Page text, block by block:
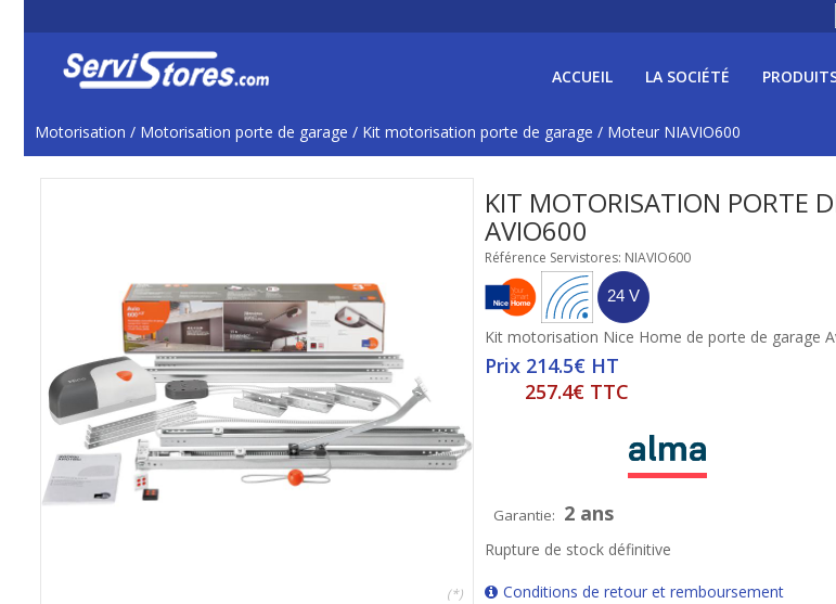
ACCUEIL LA SOCIÉTÉ
Motorisation / Motorisation porte de garage / Kit motorisation porte de garage / Moteur NIAVIO600
(*)
KIT MOTORISATION PORTE
AVIO600
Référence Servistores: NIAVIO600
Kit motorisation Nice Home de porte de garage
Prix 214.5€ HT
257.4€ TTC
Garantie: 2 ans
Rupture de stock définitive
Conditions de retour et remboursement